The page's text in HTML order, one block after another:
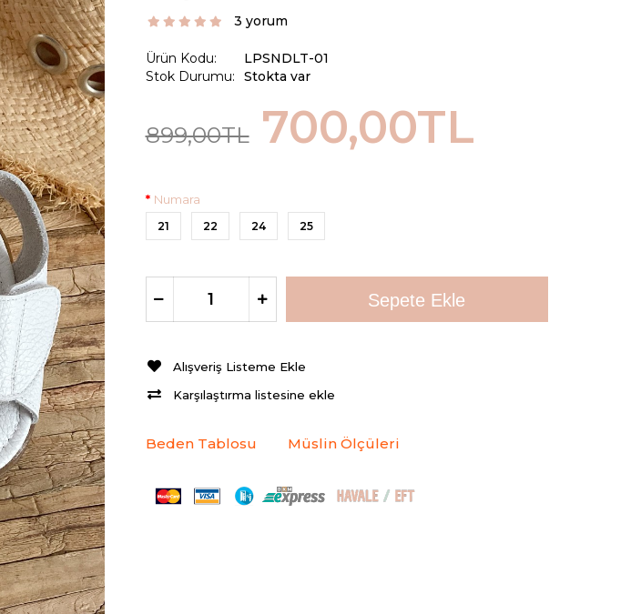
3 yorum
Ürün Kodu:
Stok Durumu:
LPSNDLT-01
Stokta var
899,00TL 700,00TL
Numara
21 22 24 25
Alışveriş Listeme Ekle
Karşılaştırma listesine ekle
Beden Tablosu Müslin Ölçüleri